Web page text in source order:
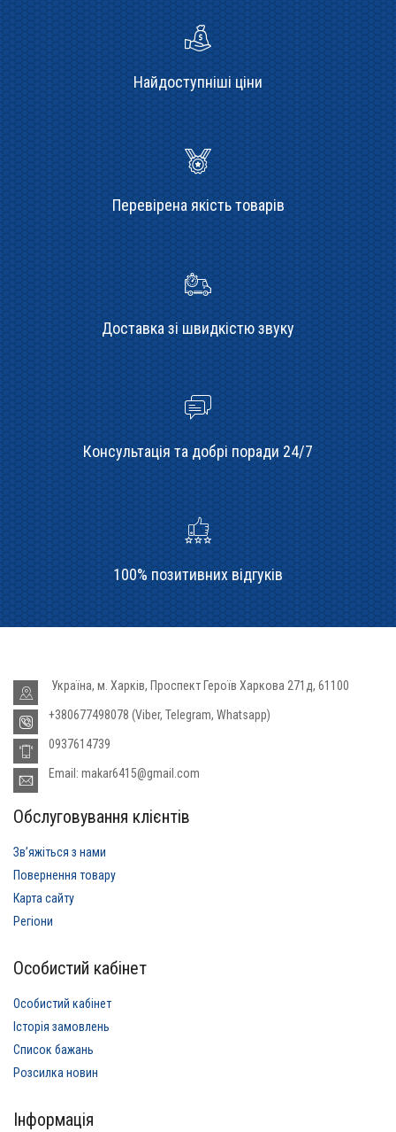
Найдоступніші ціни
Перевірена якість товарів
Доставка зі швидкістю звуку
Консультація та добрі поради 24/7
100% позитивних відгуків
Україна, м. Харків, Проспект Героїв Харкова 271д, 61100
+380677498078 (Viber, Telegram, Whatsapp)
0937614739
Email: makar6415@gmail.com
Обслуговування клієнтів
Звʼяжіться з нами
Повернення товару
Карта сайту
Регіони
Особистий кабінет
Особистий кабінет
Історія замовлень
Список бажань
Розсилка новин
Інформація